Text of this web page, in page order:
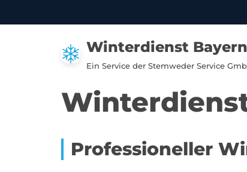
Winterdienst Bayern
Ein Service der Stemweder Service
Professioneller